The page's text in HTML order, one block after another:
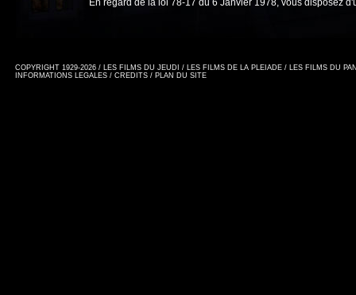
En regard de la loi 78-17 du 6 Janvier 1978, vous disposez
COPYRIGHT 1929-2026 / LES FILMS DU JEUDI / LES FILMS DE LA PLEIADE / LES FILMS DU
INFORMATIONS LEGALES / CREDITS / PLAN DU SITE